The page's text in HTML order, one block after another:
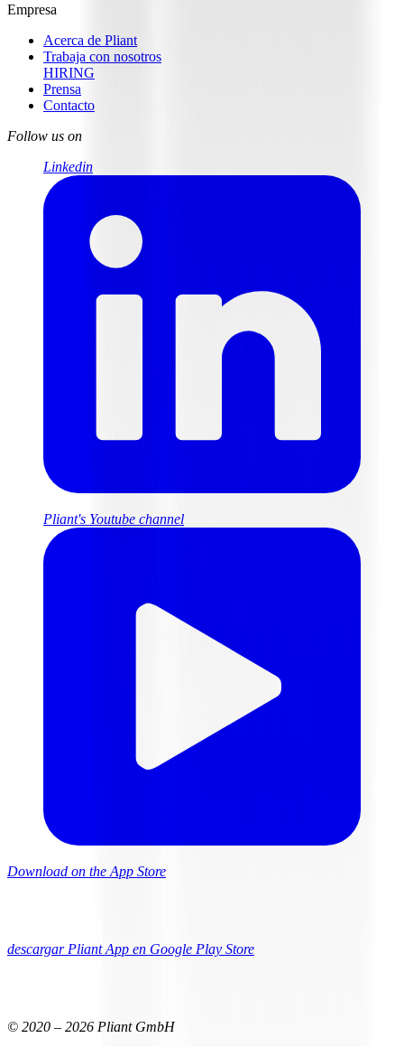
Empresa
Acerca de Pliant
Trabaja con nosotros
HIRING
Prensa
Contacto
Follow us on
Linkedin
Pliant's Youtube channel
Download on the App Store
descargar Pliant App en Google Play Store
© 2020 – 2026 Pliant GmbH